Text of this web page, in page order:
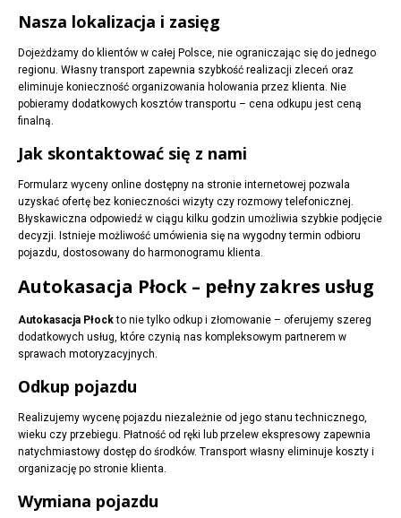
Nasza lokalizacja i zasięg
Dojeżdżamy do klientów w całej Polsce, nie ograniczając się do jednego
regionu. Własny transport zapewnia szybkość realizacji zleceń oraz
eliminuje konieczność organizowania holowania przez klienta. Nie
pobieramy dodatkowych kosztów transportu – cena odkupu jest ceną
finalną.
Jak skontaktować się z nami
Formularz wyceny online dostępny na stronie internetowej pozwala
uzyskać ofertę bez konieczności wizyty czy rozmowy telefonicznej.
Błyskawiczna odpowiedź w ciągu kilku godzin umożliwia szybkie podjęcie
decyzji. Istnieje możliwość umówienia się na wygodny termin odbioru
pojazdu, dostosowany do harmonogramu klienta.
Autokasacja Płock – pełny zakres usług
Autokasacja Płockto nie tylko odkup i złomowanie – oferujemy szereg
dodatkowych usług, które czynią nas kompleksowym partnerem w
sprawach motoryzacyjnych.
Odkup pojazdu
Realizujemy wycenę pojazdu niezależnie od jego stanu technicznego,
wieku czy przebiegu. Płatność od ręki lub przelew ekspresowy zapewnia
natychmiastowy dostęp do środków. Transport własny eliminuje koszty i
organizację po stronie klienta.
Wymiana pojazdu